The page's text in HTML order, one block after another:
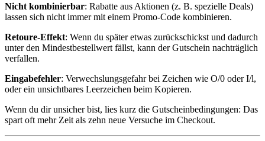
Nicht kombinierbar: Rabatte aus Aktionen (z. B. spezielle Deals)
lassen sich nicht immer mit einem Promo-Code kombinieren.
Retoure-Effekt: Wenn du später etwas zurückschickst und dadurch
unter den Mindestbestellwert fällst, kann der Gutschein nachträglich
verfallen.
Eingabefehler: Verwechslungsgefahr bei Zeichen wie O/0 oder I/l,
oder ein unsichtbares Leerzeichen beim Kopieren.
Wenn du dir unsicher bist, lies kurz die Gutscheinbedingungen: Das
spart oft mehr Zeit als zehn neue Versuche im Checkout.